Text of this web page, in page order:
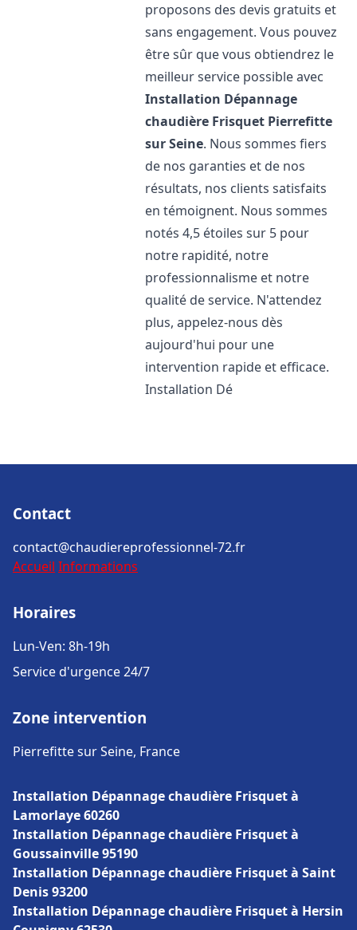
proposons des devis gratuits et
sans engagement. Vous pouvez
être sûr que vous obtiendrez le
meilleur service possible avec
Installation Dépannage
chaudière Frisquet Pierrefitte
sur Seine. Nous sommes fiers
de nos garanties et de nos
résultats, nos clients satisfaits
en témoignent. Nous sommes
notés 4,5 étoiles sur 5 pour
notre rapidité, notre
professionnalisme et notre
qualité de service. N'attendez
plus, appelez-nous dès
aujourd'hui pour une
intervention rapide et efficace.
Installation Dé
Contact
contact@chaudiereprofessionnel-72.fr
Accueil Informations
Horaires
Lun-Ven: 8h-19h
Service d'urgence 24/7
Zone intervention
Pierrefitte sur Seine, France
Installation Dépannage chaudière Frisquet à
Lamorlaye 60260
Installation Dépannage chaudière Frisquet à
Goussainville 95190
Installation Dépannage chaudière Frisquet à Saint
Denis 93200
Installation Dépannage chaudière Frisquet à Hersin